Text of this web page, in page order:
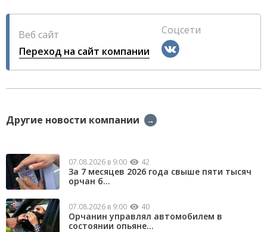
Веб сайт
Переход на сайт компании
Соцсети
Другие новости компании →
07.08.2026 в 9:00 42
За 7 месяцев 2026 года свыше пяти тысяч
орчан б...
07.08.2026 в 9:00 40
Орчанин управлял автомобилем в
состоянии опьяне...